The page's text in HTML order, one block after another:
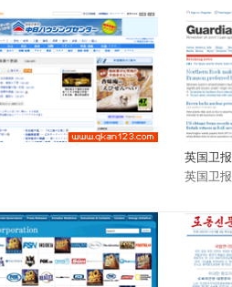
英国卫报
英国卫报